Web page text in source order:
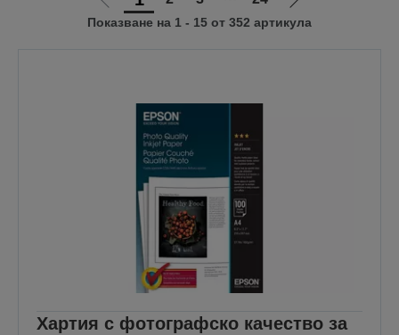
Отиди
на
Отиди
на
Показване на 1 - 15 от 352 артикула
Хартия с фотографско качество за